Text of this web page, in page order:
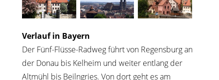
Verlauf in Bayern
Der Fünf-Flüsse-Radweg führt von Regensburg an
der Donau bis Kelheim und weiter entlang der
Altmühl bis Beilngries. Von dort geht es am